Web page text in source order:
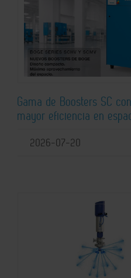
Gama de Boosters SC
mayor eficiencia en
2026-07-20